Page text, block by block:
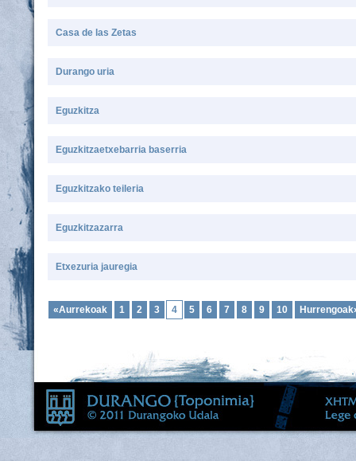
Casa de las Zetas
Durango uria
Eguzkitza
Eguzkitzaetxebarria baserria
Eguzkitzako teileria
Eguzkitzazarra
Etxezuria jauregia
«Aurrekoak 1 2 3 4 5 6 7 8 9 10